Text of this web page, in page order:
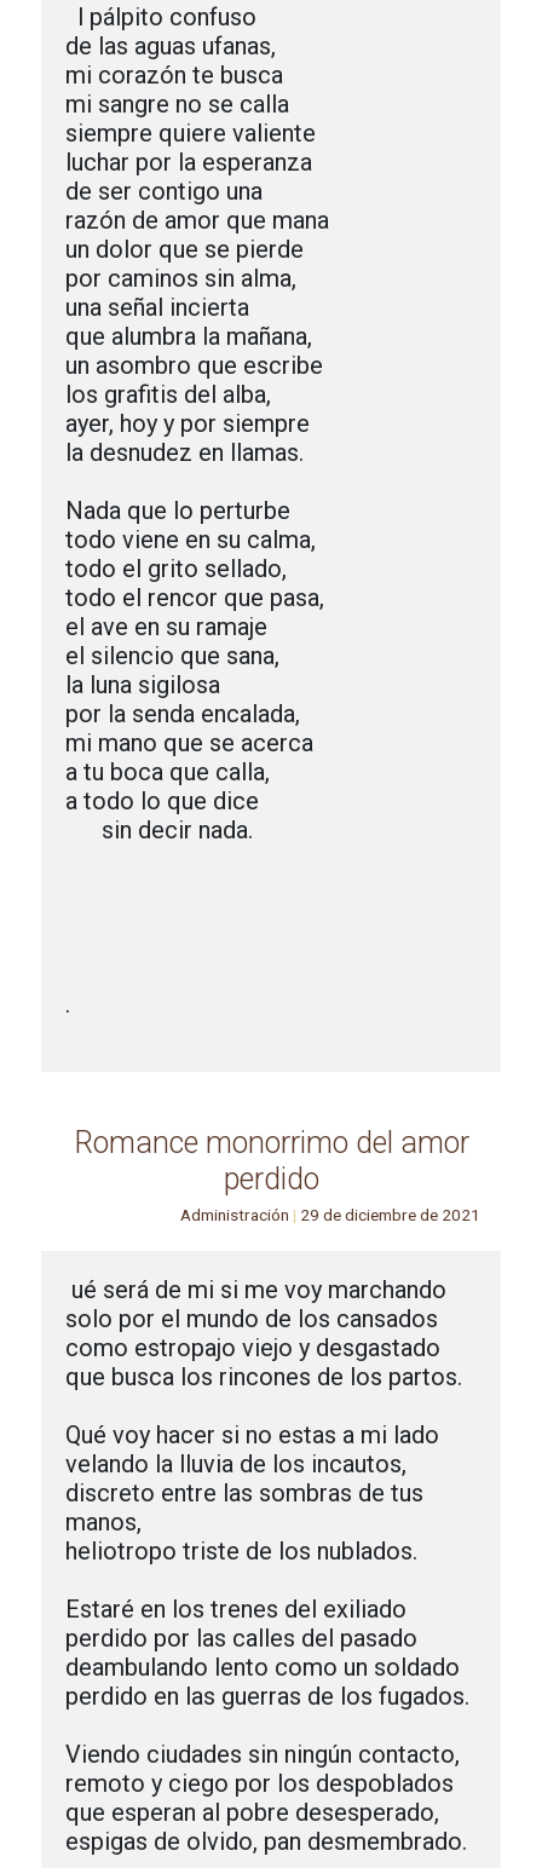
l pálpito confuso
de las aguas ufanas,
mi corazón te busca
mi sangre no se calla
siempre quiere valiente
luchar por la esperanza
de ser contigo una
razón de amor que mana
un dolor que se pierde
por caminos sin alma,
una señal incierta
que alumbra la mañana,
un asombro que escribe
los grafitis del alba,
ayer, hoy y por siempre
la desnudez en llamas.
Nada que lo perturbe
todo viene en su calma,
todo el grito sellado,
todo el rencor que pasa,
el ave en su ramaje
el silencio que sana,
la luna sigilosa
por la senda encalada,
mi mano que se acerca
a tu boca que calla,
a todo lo que dice
.
Romance monorrimo del amor
perdido
Administración | 29 de diciembre de 2021
ué será de mi si me voy marchando
solo por el mundo de los cansados
como estropajo viejo y desgastado
que busca los rincones de los partos.
Qué voy hacer si no estas a mi lado
velando la lluvia de los incautos,
discreto entre las sombras de tus
manos,
heliotropo triste de los nublados.
Estaré en los trenes del exiliado
perdido por las calles del pasado
deambulando lento como un soldado
perdido en las guerras de los fugados.
Viendo ciudades sin ningún contacto,
remoto y ciego por los despoblados
que esperan al pobre desesperado,
espigas de olvido, pan desmembrado.